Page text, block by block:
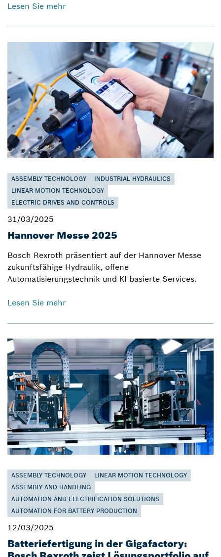
Lesen Sie mehr
ASSEMBLY TECHNOLOGY
INDUSTRIAL HYDRAULICS
LINEAR MOTION TECHNOLOGY
ELECTRIC DRIVES AND CONTROLS
31/03/2025
Hannover Messe 2025
Bosch Rexroth präsentiert auf der Hannover Messe
zukunftsfähige Hydraulik, offene
Automatisierungstechnik und KI-basierte Services.
Lesen Sie mehr
ASSEMBLY TECHNOLOGY
LINEAR MOTION TECHNOLOGY
ASSEMBLY AND HANDLING
AUTOMATION AND ELECTRIFICATION SOLUTIONS
AUTOMATION FOR BATTERY PRODUCTION
12/03/2025
Batteriefertigung in der Gigafactory: